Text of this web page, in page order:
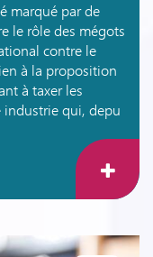
marqué par de
le rôle des mégots
contre le
à la proposition
à taxer les
industrie qui, depu